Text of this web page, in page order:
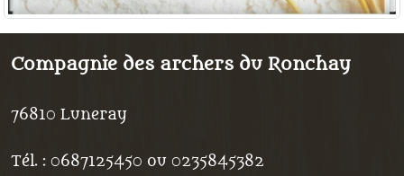
Compagnie des archers du Ronchay
76810 Luneray
Tél. : 0687125450 ou 0235845382